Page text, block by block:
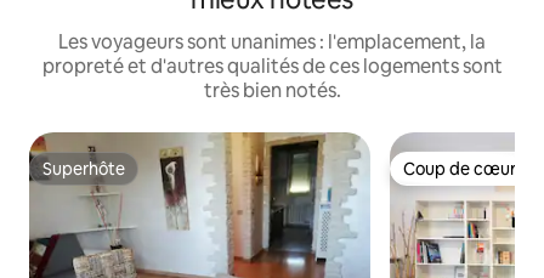
Les voyageurs sont unanimes : l'emplacement, la
propreté et d'autres qualités de ces logements sont
très bien notés.
Superhôte
Superhôte Coup de cœur
Coup de cœur